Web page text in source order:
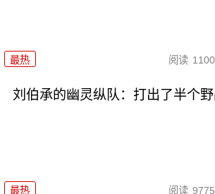
最热 阅读
刘伯承的幽灵纵队：打出了半个
最热 阅读